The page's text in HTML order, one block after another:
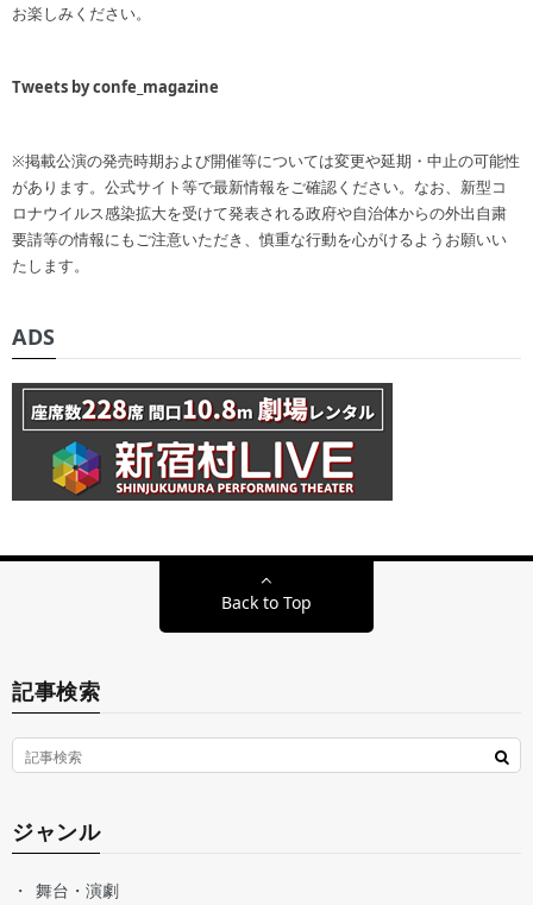
お楽しみください。
Tweets by confe_magazine
※掲載公演の発売時期および開催等については変更や延期・中止の可能性
があります。公式サイト等で最新情報をご確認ください。なお、新型コ
ロナウイルス感染拡大を受けて発表される政府や自治体からの外出自粛
要請等の情報にもご注意いただき、慎重な行動を心がけるようお願いい
たします。
ADS
Back to Top
記事検索
ジャンル
舞台・演劇